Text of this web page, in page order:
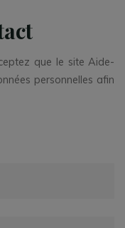
que le site Aide-
personnelles afin